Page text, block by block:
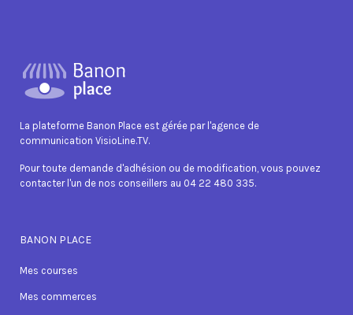
La plateforme Banon Place est gérée par l'agence de
communication VisioLine.TV.
Pour toute demande d'adhésion ou de modification, vous pouvez
contacter l'un de nos conseillers au 04 22 480 335.
BANON PLACE
Mes courses
Mes commerces